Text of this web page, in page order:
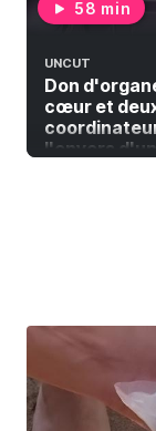
58 min
UNCUT
Don
cœur et
l'envers